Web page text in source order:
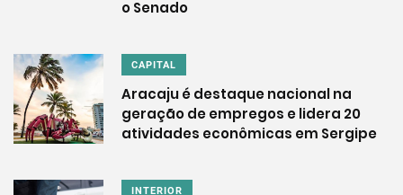
o Senado
CAPITAL
Aracaju é destaque nacional na
geração de empregos e lidera 20
atividades econômicas em Sergipe
INTERIOR